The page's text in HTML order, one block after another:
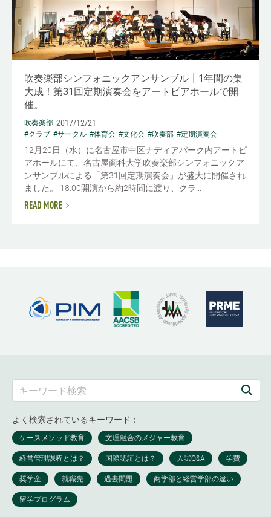
吹奏楽部シンフォニックアンサンブル┃1年間の集
大成！第31回定期演奏会をアートピアホールで開
催。
吹奏楽部 2017/12/21
#クラブ #サークル #体育会 #文化会 #吹奏部 #定期演奏会
12月20日（水）に名古屋市中区ナディアパーク内アートピ
アホールにて、名古屋商科大学吹奏楽部シンフォニックア
ンサンブルによる「第31回定期演奏会」が盛大に開催され
ました。 18:00開演から約2時間に渡り、クラ...
READ MORE
よく検索されているキーワード：